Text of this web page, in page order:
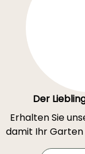
Der
Erhalten Sie
damit Ihr